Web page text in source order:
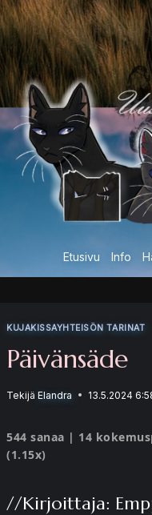
Siirry
sisältöön
Etusivu Info
KUJAKISSAYHTEISÖN TARINAT
Päivänsäde
Tekijä Elandra 13.5.2024
544 sanaa | 14
(1.15x)
//Kirjoittaja: